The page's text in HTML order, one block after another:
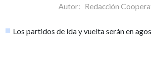
Autor: Redacción
Los partidos de ida y vuelta serán en